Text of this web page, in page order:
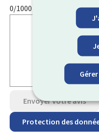
0/1000
Envoyer votre avis
Protection des